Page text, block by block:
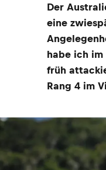
Der
eine
habe ich im
früh
Rang 4 im